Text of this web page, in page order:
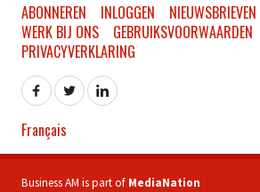
ABONNEREN INLOGGEN NIEUWSBRIEVEN
WERK BIJ ONS
GEBRUIKSVOORWAARDEN
PRIVACYVERKLARING
Français
Business AM is part of MediaNation